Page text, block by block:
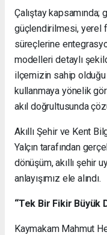
Çalıştay
güçlendirilmesi, yerel
süreçlerine
modelleri detaylı
ilçemizin sahip olduğu
kullanmaya yönelik
akıl doğrultusunda
Akıllı Şehir ve Kent
Yalçın tarafından
dönüşüm, akıllı şehir
anlayışımız ele alındı.
“Tek Bir Fikir Büyük
Kaymakam Mahmut